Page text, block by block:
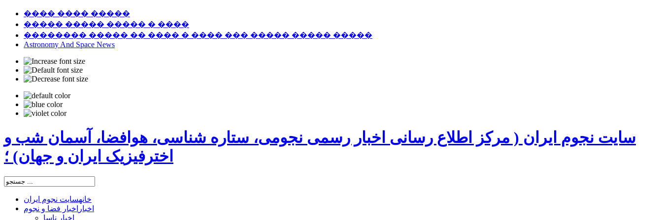
���� ���� �����
����� ����� ����� � ����
�������� ����� �� ���� � ���� ��� ����� ����� �����
Astronomy And Space News
سایت نجوم ایران ( مرکز اطلاع رسانی اخبار رسمی نجومی، ستاره شناسی، هوافضا، آسمان شب و
اخترفیزیک ایران و جهان) ؛
خانهسایت نجوم ایران
اخبار اخبار فضا و نجوم
اخبار ناسا